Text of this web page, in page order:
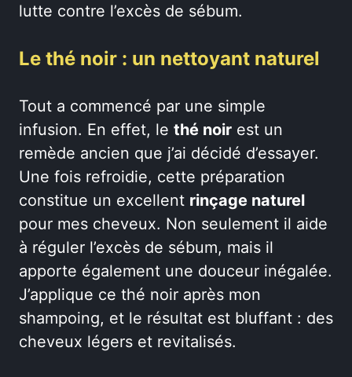
lutte contre l’excès de sébum.
Le thé noir : un nettoyant naturel
Tout a commencé par une simple
infusion. En effet, le thé noir est un
remède ancien que j’ai décidé d’essayer.
Une fois refroidie, cette préparation
constitue un excellent rinçage naturel
pour mes cheveux. Non seulement il aide
à réguler l’excès de sébum, mais il
apporte également une douceur inégalée.
J’applique ce thé noir après mon
shampoing, et le résultat est bluffant : des
cheveux légers et revitalisés.